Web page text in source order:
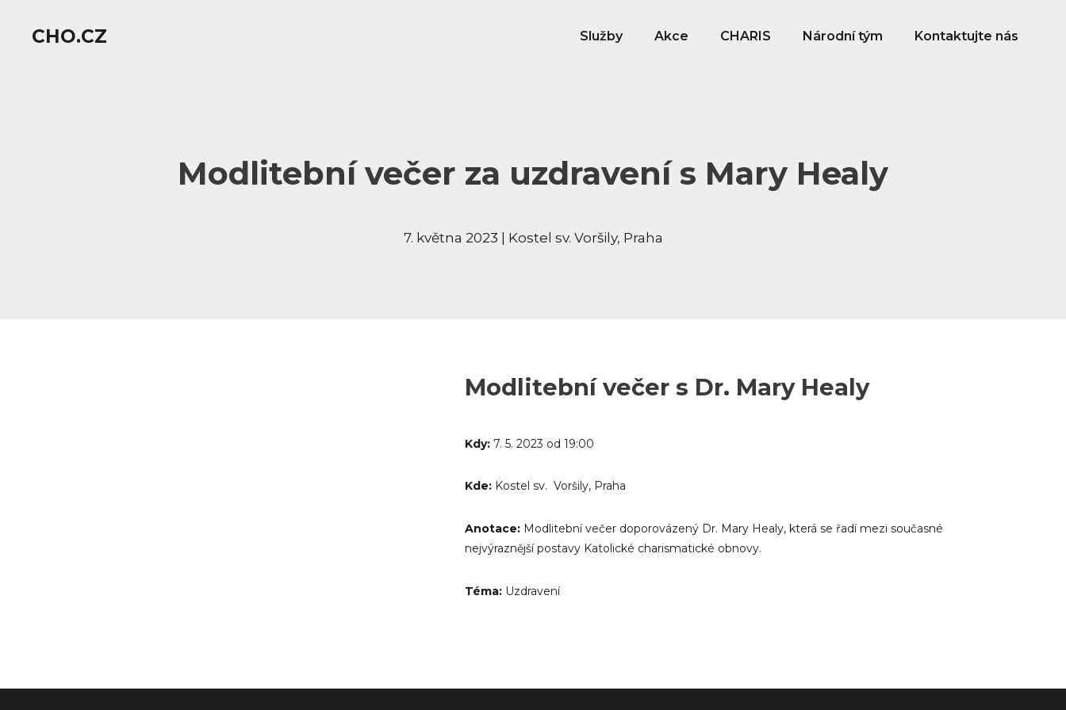
CHO.CZ Služby Akce CHARIS Národní tým Kontaktujte nás
Modlitební večer za uzdravení s Mary Healy
7. května 2023 | Kostel sv. Voršily, Praha
Modlitební večer s Dr. Mary Healy
Kdy: 7. 5. 2023 od 19:00
Kde: Kostel sv. Voršily, Praha
Anotace: Modlitební večer doporovázený Dr. Mary Healy, která se řadí mezi současné
nejvýraznější postavy Katolické charismatické obnovy.
Téma: Uzdravení